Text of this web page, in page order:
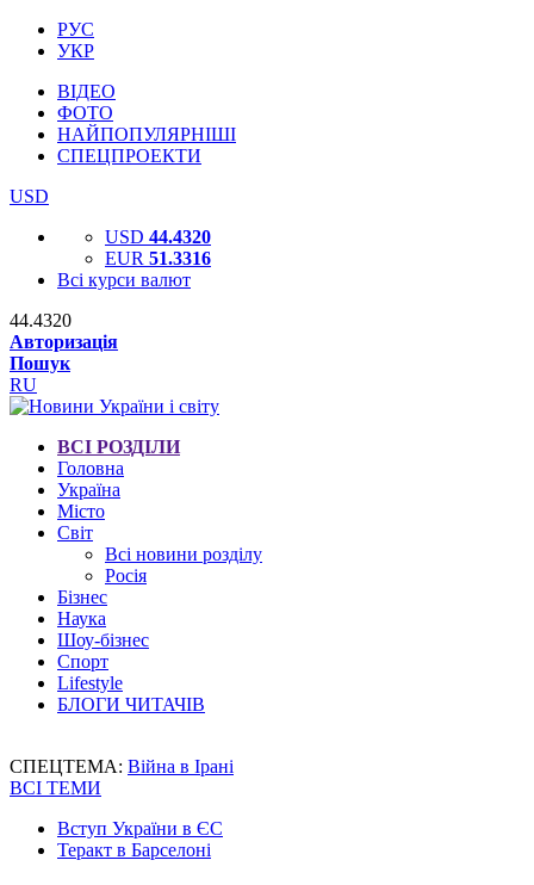
РУС
УКР
ВІДЕО
ФОТО
НАЙПОПУЛЯРНІШІ
СПЕЦПРОЕКТИ
USD
USD 44.4320
EUR 51.3316
Всі курси валют
44.4320
Авторизація
Пошук
RU
ВСІ РОЗДІЛИ
Головна
Україна
Місто
Світ
Всі новини розділу
Росія
Бізнес
Наука
Шоу-бізнес
Спорт
Lifestyle
БЛОГИ ЧИТАЧІВ
СПЕЦТЕМА: Війна в Ірані
ВСІ ТЕМИ
Вступ України в ЄС
Теракт в Барселоні